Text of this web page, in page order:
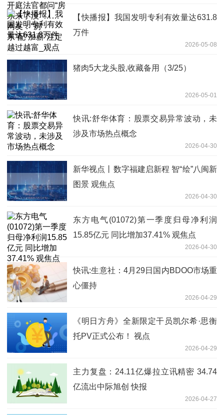
过越富_观点
【快播报】我国发明专利有效量达631.8
万件
2026-05-08
猪肉5大龙头股,收藏备用（3/25）
2026-05-01
快讯:舒华体育：股票交易异常波动，未
涉及市场热点概念
2026-04-30
新华视点丨数字福建启新程 智“绘”八闽新
图景 观焦点
2026-04-30
东方电气(01072)第一季度归母净利润
15.85亿元 同比增加37.41% 观焦点
2026-04-30
快讯:生意社：4月29日国内BDOO市场重
心僵持
2026-04-29
《明日方舟》全新限定干员凯尔希·思衡
托PV正式公布！ 视点
2026-04-29
主力复盘：24.11亿爆拉立讯精密 34.74
亿流出中际旭创 快报
2026-04-27